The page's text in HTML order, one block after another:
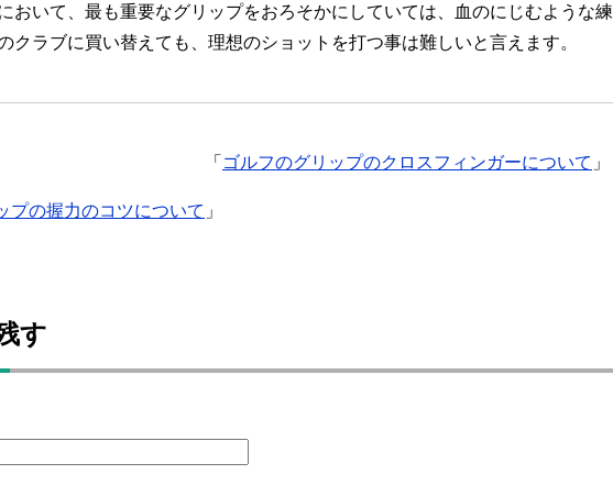
おいて、最も重要なグリップをおろそかにしていては、血のにじむような練
クラブに買い替えても、理想のショットを打つ事は難しいと言えます。
「 ゴルフのグリップのクロスフィンガーについて 」
プの握力のコツについて 」
す